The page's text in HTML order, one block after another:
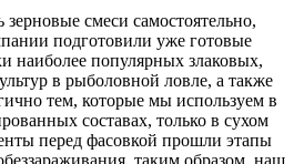
смеси самостоятельно,
подготовили уже готовые
наиболее популярных злаковых,
в рыболовной ловле, а также
тем, которые мы используем в
составах, только в сухом
перед фасовкой прошли этапы